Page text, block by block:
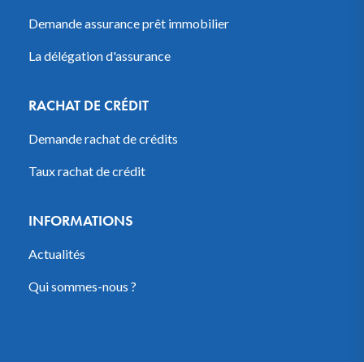
Demande assurance prêt immobilier
La délégation d'assurance
RACHAT DE CRÉDIT
Demande rachat de crédits
Taux rachat de crédit
INFORMATIONS
Actualités
Qui sommes-nous ?